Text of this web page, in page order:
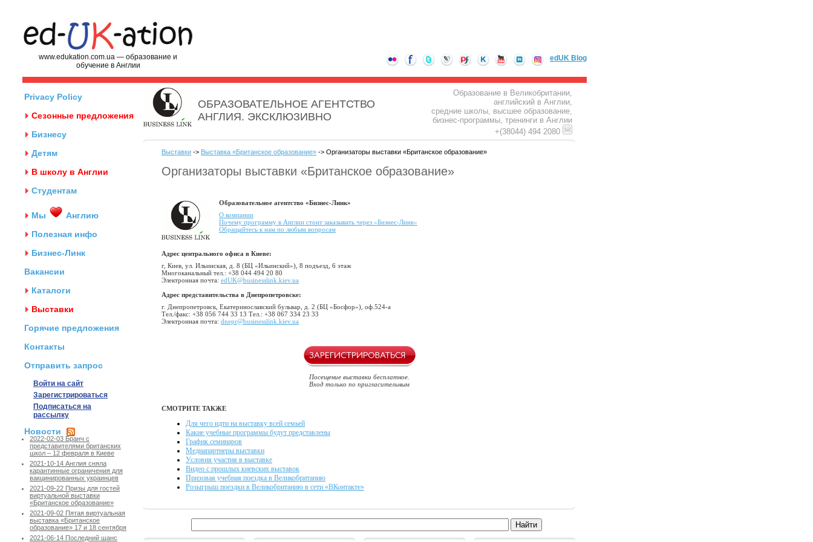
www.edukation.com.ua — образование и
обучение в Англии
edUK Blog
Privacy Policy
Сезонные предложения
Бизнесу
Детям
В школу в Англии
Студентам
Мы
Англию
Полезная инфо
Бизнес-Линк
Вакансии
Каталоги
Выставки
Горячие предложения
Контакты
Отправить запрос
Войти на сайт
Зарегистрироваться
Подписаться на
рассылку
Новости
2022-02-03 Бранч с
представителями британских
школ – 12 февраля в Киеве
2021-10-14 Англия сняла
карантинные ограничения для
вакцинированных украинцев
2021-09-22 Призы для гостей
виртуальной выставки
«Британское образование»
2021-09-02 Пятая виртуальная
выставка «Британское
образование» 17 и 18 сентября
2021-06-14 Последний шанс
ОБРАЗОВАТЕЛЬНОЕ АГЕНТСТВО
АНГЛИЯ. ЭКСКЛЮЗИВНО
Образование в Великобритании,
английский в Англии,
средние школы, высшее образование,
бизнес-программы, тренинги в Англии
+(38044) 494 2080
Выставки -> Выставка «Британское образование» -> Организаторы выставки «Британское образование»
Организаторы выставки «Британское образование»
Образовательное агентство «Бизнес-Линк»
О компании
Почему программу в Англии стоит заказывать через «Бизнес-Линк»
Обращайтесь к нам по любым вопросам
Адрес центрального офиса в Киеве:
г, Киев, ул. Ильинская, д. 8 (БЦ «Ильинский»), 8 подъезд, 6 этаж
Многоканальный тел.: +38 044 494 20 80
Электронная почта: edUK@businesslink.kiev.ua
Адрес представительства в Днепропетровске:
г. Днепропетровск, Екатеринославский бульвар, д. 2 (БЦ «Босфор»), оф.524-а
Тел./факс: +38 056 744 33 13 Тел.: +38 067 334 23 33
Электронная почта: dnepr@businesslink.kiev.ua
Посещение выставки бесплатное.
Вход только по пригласительным
СМОТРИТЕ ТАКЖЕ
Для чего идти на выставку всей семьей
Какие учебные программы будут представлены
График семинаров
Медиапартнеры выставки
Условия участия в выставке
Видео с прошлых киевских выставок
Призовая учебная поездка в Великобританию
Розыгрыш поездки в Великобританию в сети «ВКонтакте»